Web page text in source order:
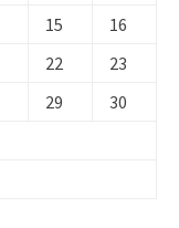
15
16
22
23
29
30